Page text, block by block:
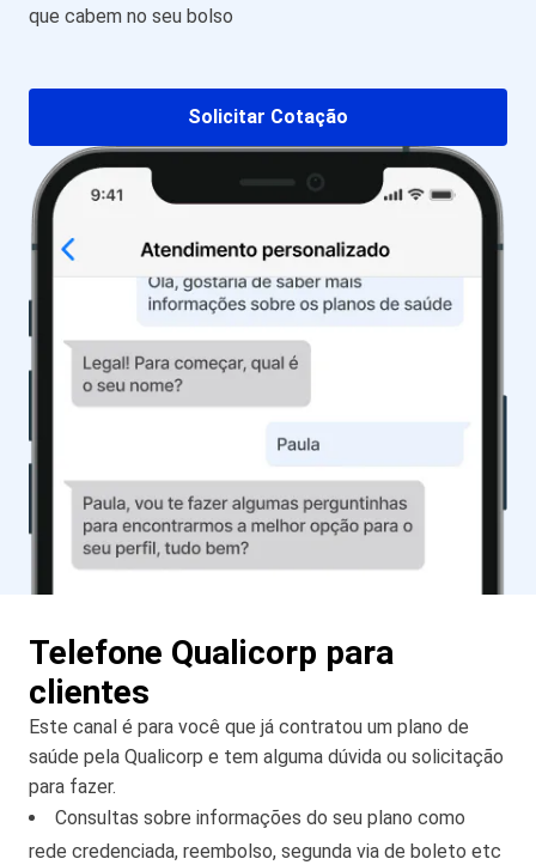
que cabem no seu bolso
Solicitar Cotação
Telefone Qualicorp para
clientes
Este canal é para você que já contratou um plano de
saúde pela Qualicorp e tem alguma dúvida ou solicitação
para fazer.
Consultas sobre informações do seu plano como
rede credenciada, reembolso, segunda via de boleto etc